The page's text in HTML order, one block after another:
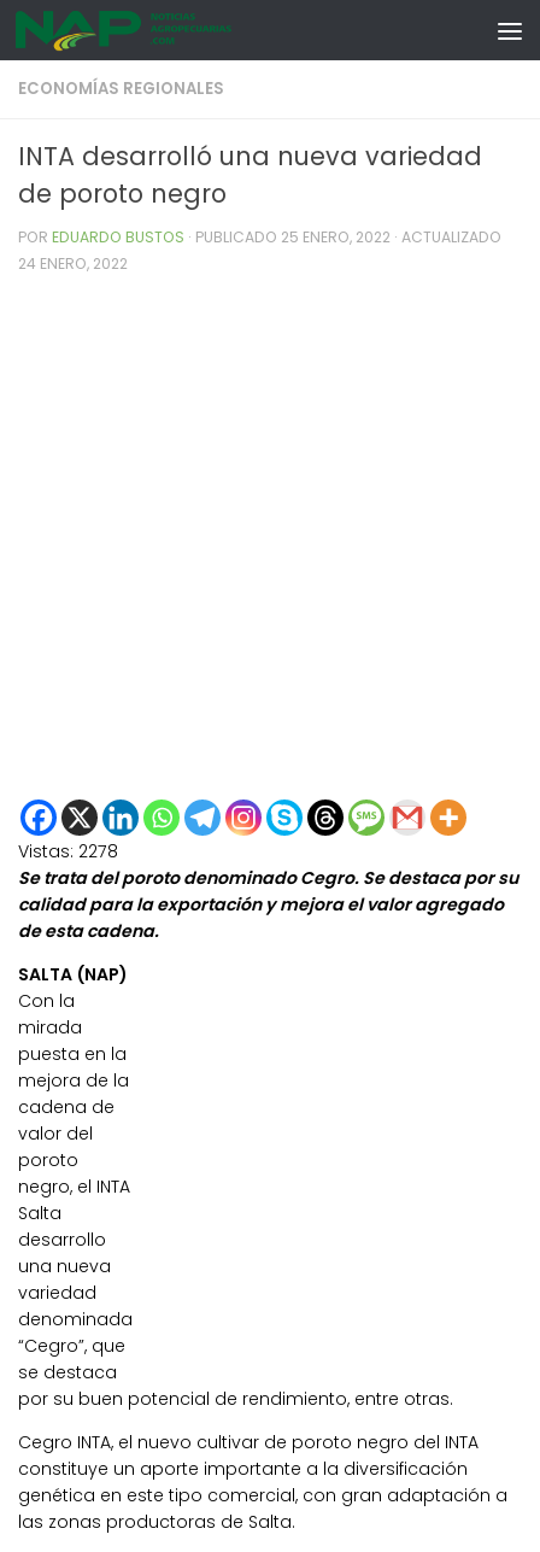
Skip to content
ECONOMÍAS REGIONALES
INTA desarrolló una nueva variedad
de poroto negro
POR EDUARDO BUSTOS · PUBLICADO 25 ENERO, 2022 · ACTUALIZADO
24 ENERO, 2022
Vistas: 2278
Se trata del poroto denominado Cegro. Se destaca por su
calidad para la exportación y mejora el valor agregado
de esta cadena.
SALTA (NAP)
Con la
mirada
puesta en la
mejora de la
cadena de
valor del
poroto
negro, el INTA
Salta
desarrollo
una nueva
variedad
denominada
“Cegro”, que
se destaca
por su buen potencial de rendimiento, entre otras.
Cegro INTA, el nuevo cultivar de poroto negro del INTA
constituye un aporte importante a la diversificación
genética en este tipo comercial, con gran adaptación a
las zonas productoras de Salta.